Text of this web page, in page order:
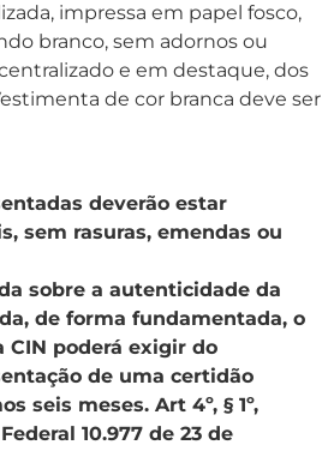
impressa em papel fosco,
branco, sem adornos ou
e em destaque, dos
de cor branca deve ser
deverão estar
sem rasuras, emendas ou
sobre a autenticidade da
de forma fundamentada, o
CIN poderá exigir do
de uma certidão
seis meses. Art 4º, § 1º,
10.977 de 23 de